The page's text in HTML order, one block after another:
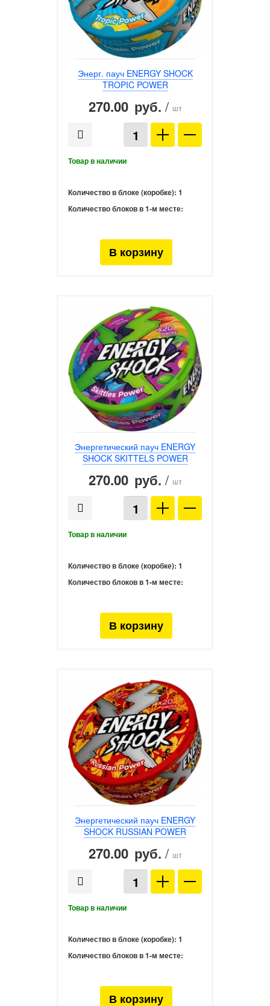
Энерг. пауч ENERGY SHOCK
TROPIC POWER
270.00 руб. / шт
Количество в блоке (коробке): 1
Количество блоков в 1-м месте:
Энергетический пауч ENERGY
SHOCK SKITTELS POWER
270.00 руб. / шт
Количество в блоке (коробке): 1
Количество блоков в 1-м месте:
Энергетический пауч ENERGY
SHOCK RUSSIAN POWER
270.00 руб. / шт
Количество в блоке (коробке): 1
Количество блоков в 1-м месте: